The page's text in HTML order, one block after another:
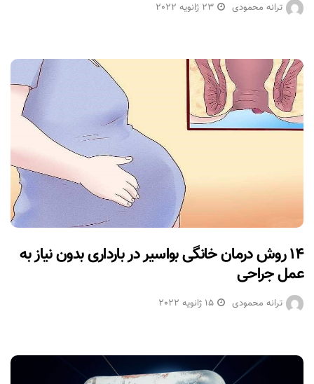
ترانه محمودی 23 ژانویه 2022
۱۴ روش درمان خانگی بواسیر در بارداری بدون نیاز به
عمل جراحی
ترانه محمودی 15 ژانویه 2022